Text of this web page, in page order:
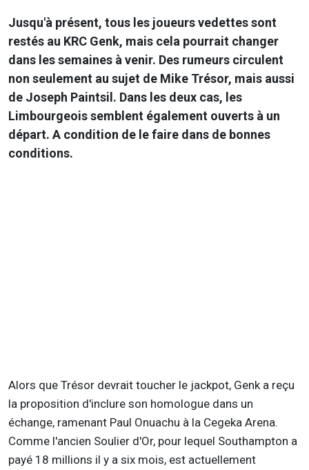
Jusqu'à présent, tous les joueurs vedettes sont
restés au KRC Genk, mais cela pourrait changer
dans les semaines à venir. Des rumeurs circulent
non seulement au sujet de Mike Trésor, mais aussi
de Joseph Paintsil. Dans les deux cas, les
Limbourgeois semblent également ouverts à un
départ. A condition de le faire dans de bonnes
conditions.
Alors que Trésor devrait toucher le jackpot, Genk a reçu
la proposition d'inclure son homologue dans un
échange, ramenant Paul Onuachu à la Cegeka Arena.
Comme l'ancien Soulier d'Or, pour lequel Southampton a
payé 18 millions il y a six mois, est actuellement